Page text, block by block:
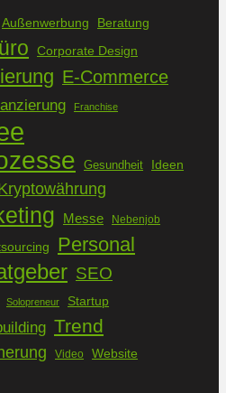
Außenwerbung Beratung
Corporate Design
E-Commerce
Franchise
Gesundheit Ideen
Messe Nebenjob
Personal
SEO
Solopreneur Startup
Trend
Video Website